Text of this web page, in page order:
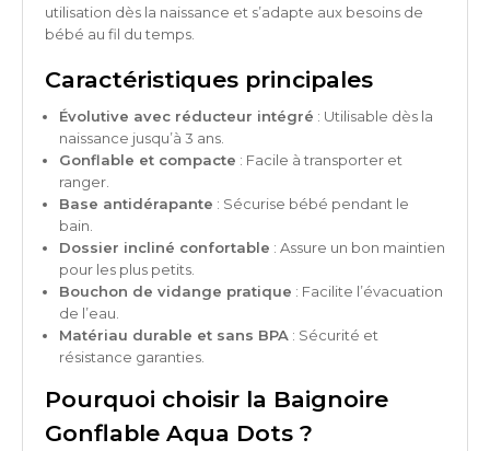
utilisation dès la naissance et s’adapte aux besoins de
bébé au fil du temps.
Caractéristiques principales
Évolutive avec réducteur intégré : Utilisable dès la
naissance jusqu’à 3 ans.
Gonflable et compacte : Facile à transporter et
ranger.
Base antidérapante : Sécurise bébé pendant le
bain.
Dossier incliné confortable : Assure un bon maintien
pour les plus petits.
Bouchon de vidange pratique : Facilite l’évacuation
de l’eau.
Matériau durable et sans BPA : Sécurité et
résistance garanties.
Pourquoi choisir la Baignoire
Gonflable Aqua Dots ?